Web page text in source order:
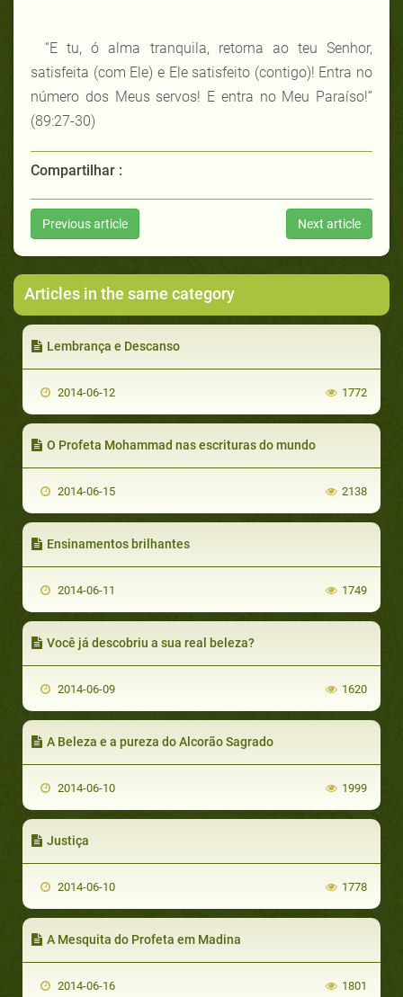
“E tu, ó alma tranquila, retorna ao teu Senhor,
satisfeita (com Ele) e Ele satisfeito (contigo)! Entra no
número dos Meus servos! E entra no Meu Paraíso!”
(89:27-30)
Compartilhar :
Previous article Next article
Articles in the same category
Lembrança e Descanso
2014-06-12 1772
O Profeta Mohammad nas escrituras do mundo
2014-06-15 2138
Ensinamentos brilhantes
2014-06-11 1749
Você já descobriu a sua real beleza?
2014-06-09 1620
A Beleza e a pureza do Alcorão Sagrado
2014-06-10 1999
Justiça
2014-06-10 1778
A Mesquita do Profeta em Madina
2014-06-16 1801